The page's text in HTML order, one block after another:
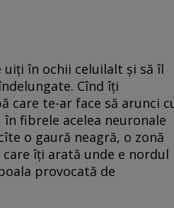
în ochii celuilalt și să îl
Cînd îți
care te-ar face să arunci
fibrele acelea neuronale
o gaură neagră, o zonă
îți arată unde e nordul
provocată de